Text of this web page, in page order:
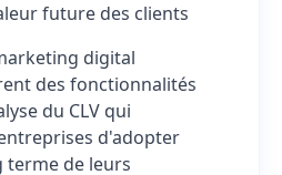
future des clients
digital
des fonctionnalités
du CLV qui
d'adopter
terme de leurs